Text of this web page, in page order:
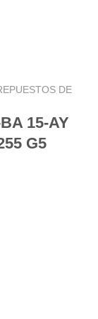
DE
15-AY
G5